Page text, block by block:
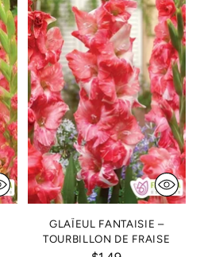
GLAÏEUL FANTAISIE –
TOURBILLON DE FRAISE